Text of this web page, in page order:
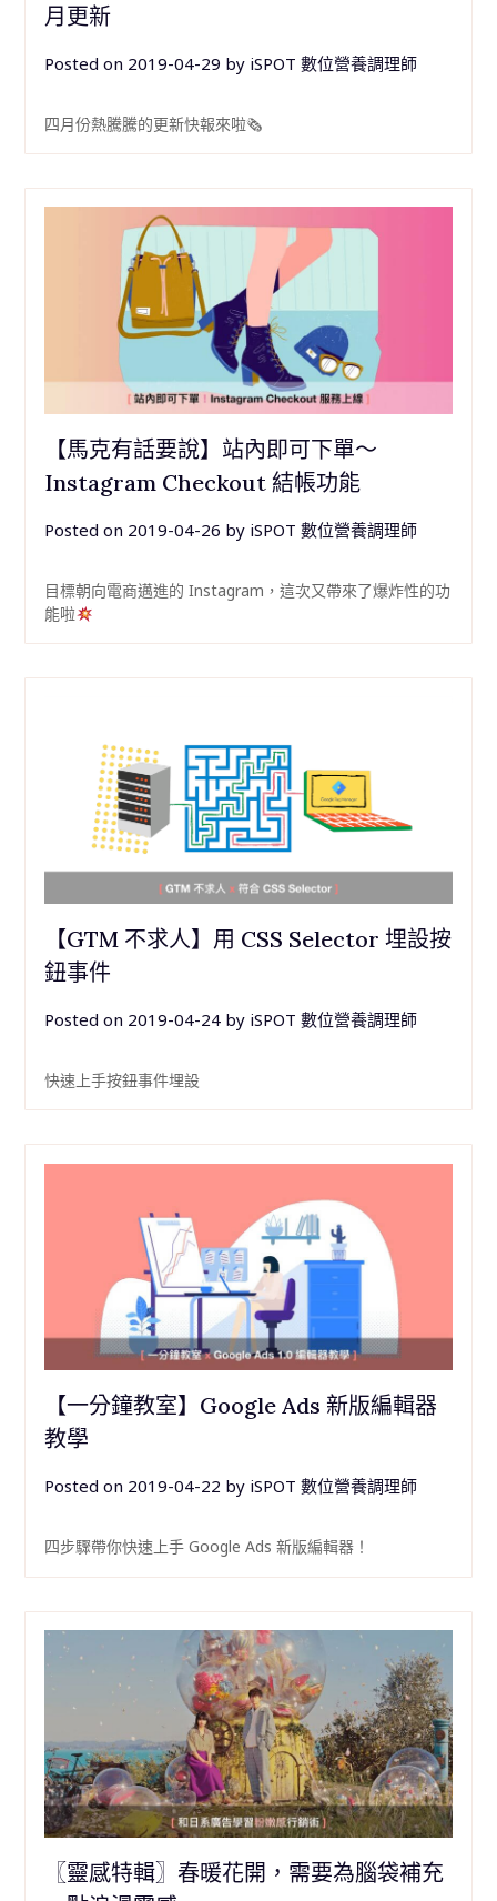
月更新
Posted on 2019-04-29 by iSPOT 數位營養調理師
四月份熱騰騰的更新快報來啦🗞
【馬克有話要說】站內即可下單～
Instagram Checkout 結帳功能
Posted on 2019-04-26 by iSPOT 數位營養調理師
目標朝向電商邁進的 Instagram，這次又帶來了爆炸性的功
能啦
【GTM 不求人】用 CSS Selector 埋設按
鈕事件
Posted on 2019-04-24by iSPOT 數位營養調理師
快速上手按鈕事件埋設
【一分鐘教室】Google Ads 新版編輯器
教學
Posted on 2019-04-22 by iSPOT 數位營養調理師
四步驟帶你快速上手 Google Ads 新版編輯器！
〖靈感特輯〗春暖花開，需要為腦袋補充